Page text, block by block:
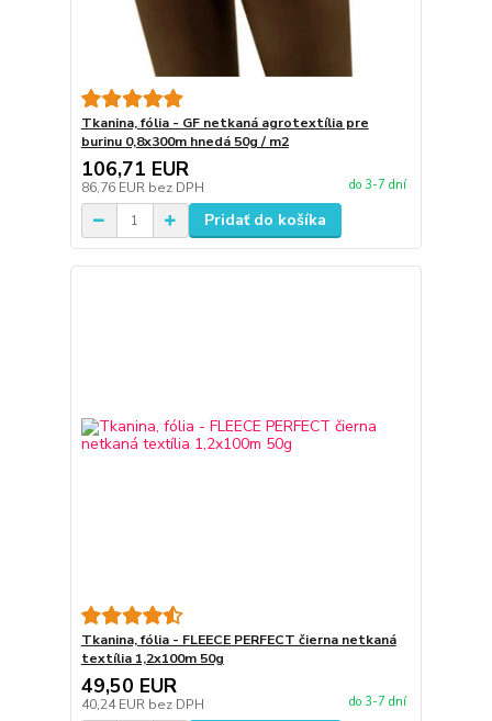
Tkanina, fólia - GF netkaná agrotextília pre
burinu 0,8x300m hnedá 50g / m2
106,71 EUR
86,76 EUR bez DPH do 3-7 dní
Pridať do košíka
Tkanina, fólia - FLEECE PERFECT čierna netkaná
textília 1,2x100m 50g
49,50 EUR
40,24 EUR bez DPH do 3-7 dní